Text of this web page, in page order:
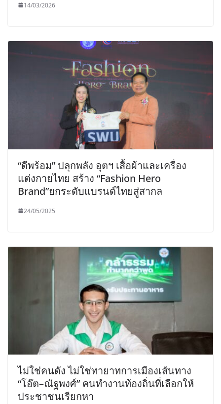
14/03/2026
“ดีพร้อม” ปลุกพลัง อุตฯ เสื้อผ้าและเครื่อง
แต่งกายไทย สร้าง “Fashion Hero
Brand”ยกระดับแบรนด์ไทยสู่สากล
24/05/2025
ไม่ใช่คนดัง ไม่ใช่ทายาทการเมืองเส้นทาง
“โอ๊ต–ณัฐพงศ์” คนทำงานท้องถิ่นที่เลือกให้
ประชาชนเรียกหา